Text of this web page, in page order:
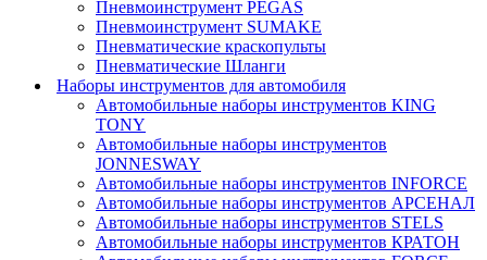
Пневмоинструмент PEGAS
Пневмоинструмент SUMAKE
Пневматические краскопульты
Пневматические Шланги
Наборы инструментов для автомобиля
Автомобильные наборы инструментов KING
TONY
Автомобильные наборы инструментов
JONNESWAY
Автомобильные наборы инструментов INFORCE
Автомобильные наборы инструментов АРСЕНАЛ
Автомобильные наборы инструментов STELS
Автомобильные наборы инструментов КРАТОН